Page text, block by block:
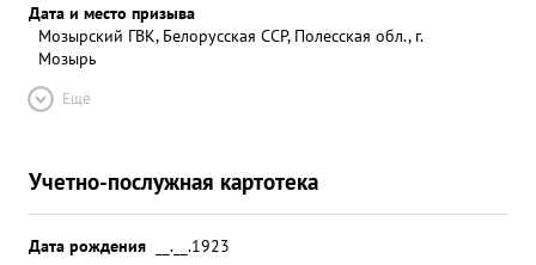
Дата и место призыва
Мозырский ГВК, Белорусская ССР, Полесская обл., г.
Мозырь
Ещё
Учетно-послужная картотека
Дата рождения
__.__.1923